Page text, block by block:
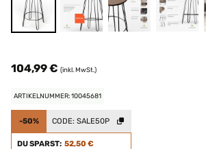
104,99 € (inkl. MwSt.)
ARTIKELNUMMER: 10045681
-50% CODE: SALE50P
DU SPARST: 52,50 €